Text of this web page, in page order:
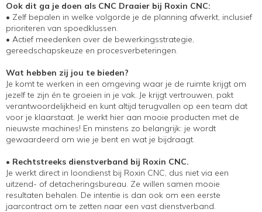
Ook dit ga je doen als CNC Draaier bij Roxin CNC:
• Zelf bepalen in welke volgorde je de planning afwerkt, inclusief
prioriteren van spoedklussen.
• Actief meedenken over de bewerkingsstrategie,
gereedschapskeuze en procesverbeteringen.
Wat hebben zij jou te bieden?
Je komt te werken in een omgeving waar je de ruimte krijgt om
jezelf te zijn én te groeien in je vak. Je krijgt vertrouwen, pakt
verantwoordelijkheid en kunt altijd terugvallen op een team dat
voor je klaarstaat. Je werkt hier aan mooie producten met de
nieuwste machines! En minstens zo belangrijk: je wordt
gewaardeerd om wie je bent en wat je bijdraagt.
• Rechtstreeks dienstverband bij Roxin CNC.
Je werkt direct in loondienst bij Roxin CNC, dus niet via een
uitzend- of detacheringsbureau. Ze willen samen mooie
resultaten behalen. De intentie is dan ook om een eerste
jaarcontract om te zetten naar een vast dienstverband.